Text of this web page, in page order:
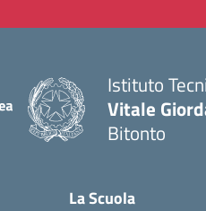
Istituto
Vitale
Bitonto
La Scuola